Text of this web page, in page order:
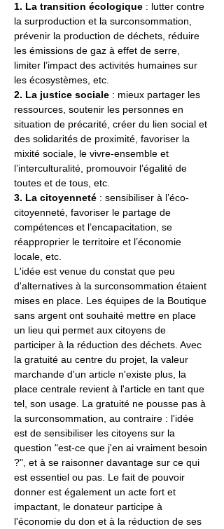
1. La transition écologique : lutter contre
la surproduction et la surconsommation,
prévenir la production de déchets, réduire
les émissions de gaz à effet de serre,
limiter l’impact des activités humaines sur
les écosystèmes, etc.
2. La justice sociale : mieux partager les
ressources, soutenir les personnes en
situation de précarité, créer du lien social et
des solidarités de proximité, favoriser la
mixité sociale, le vivre-ensemble et
l’interculturalité, promouvoir l’égalité de
toutes et de tous, etc.
3. La citoyenneté : sensibiliser à l’éco-
citoyenneté, favoriser le partage de
compétences et l’encapacitation, se
réapproprier le territoire et l’économie
locale, etc.
L'idée est venue du constat que peu
d'alternatives à la surconsommation étaient
mises en place. Les équipes de la Boutique
sans argent ont souhaité mettre en place
un lieu qui permet aux citoyens de
participer à la réduction des déchets. Avec
la gratuité au centre du projet, la valeur
marchande d'un article n'existe plus, la
place centrale revient à l'article en tant que
tel, son usage. La gratuité ne pousse pas à
la surconsommation, au contraire : l'idée
est de sensibiliser les citoyens sur la
question "est-ce que j'en ai vraiment besoin
?", et à se raisonner davantage sur ce qui
est essentiel ou pas. Le fait de pouvoir
donner est également un acte fort et
impactant, le donateur participe à
l'économie du don et à la réduction de ses